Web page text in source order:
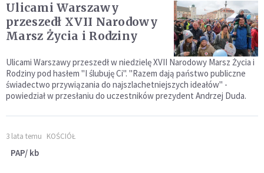
Ulicami Warszawy
przeszedł XVII Narodowy
Marsz Życia i Rodziny
Ulicami Warszawy przeszedł w niedzielę XVII Narodowy Marsz Życia i
Rodziny pod hasłem "I ślubuję Ci". "Razem dają państwo publiczne
świadectwo przywiązania do najszlachetniejszych ideałów" -
powiedział w przesłaniu do uczestników prezydent Andrzej Duda.
3 lata temu KOŚCIÓŁ
PAP/ kb